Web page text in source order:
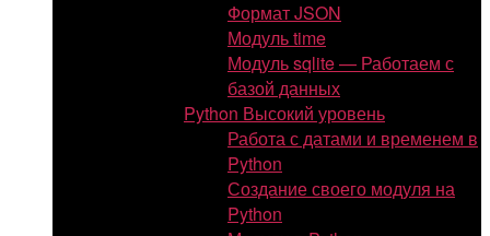
Формат JSON
Модуль time
Модуль sqlite — Работаем с
базой данных
Python Высокий уровень
Работа с датами и временем в
Python
Создание своего модуля на
Python